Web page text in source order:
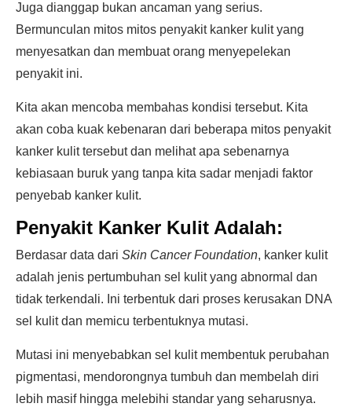
Juga dianggap bukan ancaman yang serius.
Bermunculan mitos mitos penyakit kanker kulit yang
menyesatkan dan membuat orang menyepelekan
penyakit ini.
Kita akan mencoba membahas kondisi tersebut. Kita
akan coba kuak kebenaran dari beberapa mitos penyakit
kanker kulit tersebut dan melihat apa sebenarnya
kebiasaan buruk yang tanpa kita sadar menjadi faktor
penyebab kanker kulit.
Penyakit Kanker Kulit Adalah:
Berdasar data dari Skin Cancer Foundation, kanker kulit
adalah jenis pertumbuhan sel kulit yang abnormal dan
tidak terkendali. Ini terbentuk dari proses kerusakan DNA
sel kulit dan memicu terbentuknya mutasi.
Mutasi ini menyebabkan sel kulit membentuk perubahan
pigmentasi, mendorongnya tumbuh dan membelah diri
lebih masif hingga melebihi standar yang seharusnya.